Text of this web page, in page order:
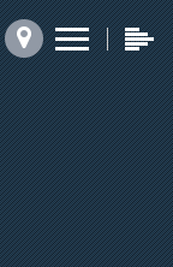
x
x
x